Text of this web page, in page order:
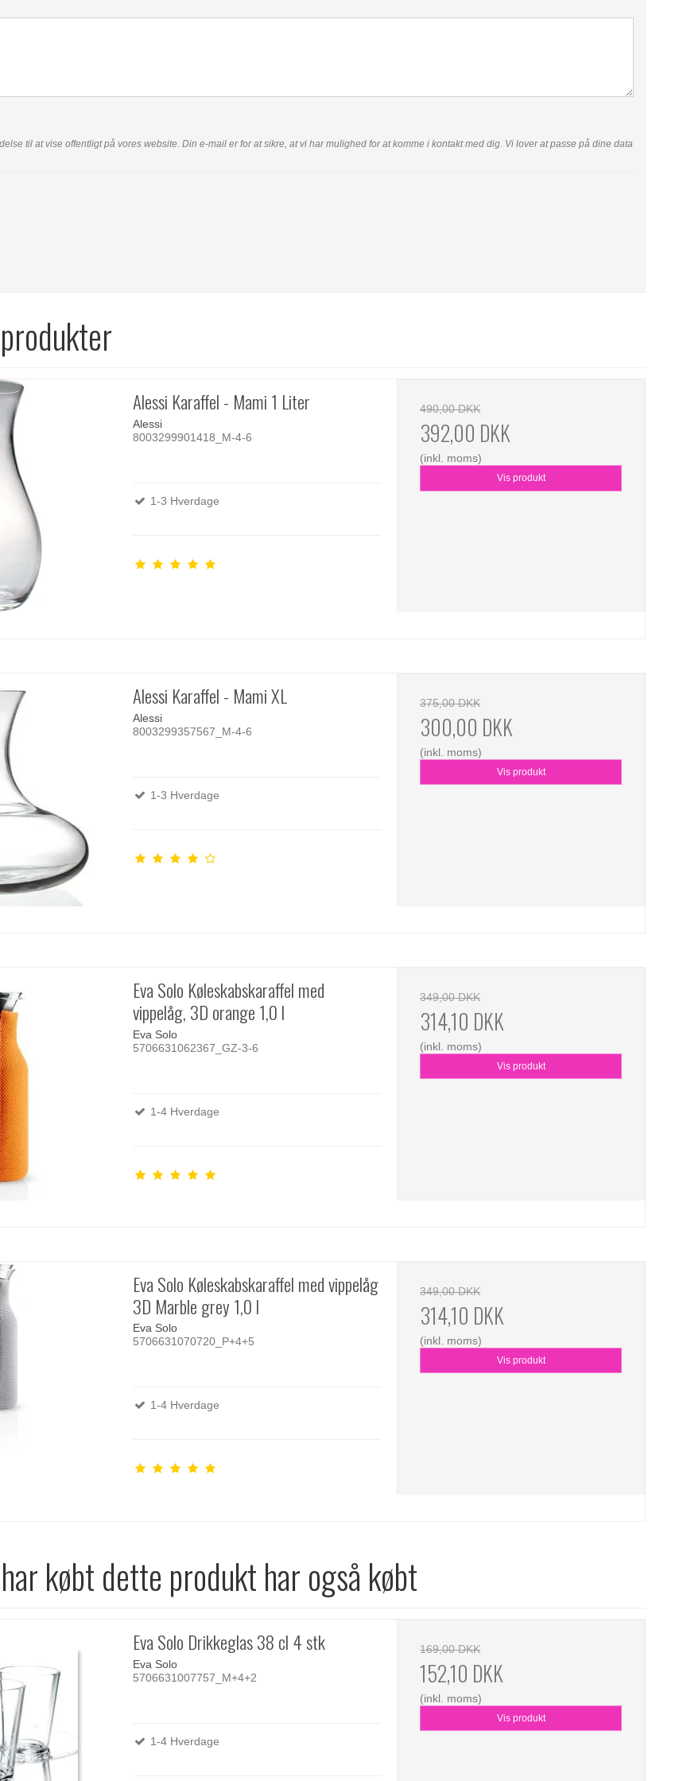
til at vise offentligt på vores website. Din e-mail er for at sikre, at vi har mulighed for at komme i kontakt med dig. Vi lover at passe på dine data
Alessi Karaffel - Mami 1 Liter
Alessi
8003299901418_M-4-6
1-3 Hverdage
490,00 DKK
392,00 DKK
(inkl. moms)
Vis produkt
Alessi Karaffel - Mami XL
Alessi
8003299357567_M-4-6
1-3 Hverdage
375,00 DKK
300,00 DKK
(inkl. moms)
Vis produkt
Eva Solo Køleskabskaraffel med
vippelåg, 3D orange 1,0 l
Eva Solo
5706631062367_GZ-3-6
1-4 Hverdage
349,00 DKK
314,10 DKK
(inkl. moms)
Vis produkt
Eva Solo Køleskabskaraffel med vippelåg
3D Marble grey 1,0 l
Eva Solo
5706631070720_P+4+5
1-4 Hverdage
349,00 DKK
314,10 DKK
(inkl. moms)
Vis produkt
købt dette produkt har også købt
Eva Solo Drikkeglas 38 cl 4 stk
Eva Solo
5706631007757_M+4+2
1-4 Hverdage
169,00 DKK
152,10 DKK
(inkl. moms)
Vis produkt